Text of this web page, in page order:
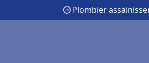
🕒 Plombier